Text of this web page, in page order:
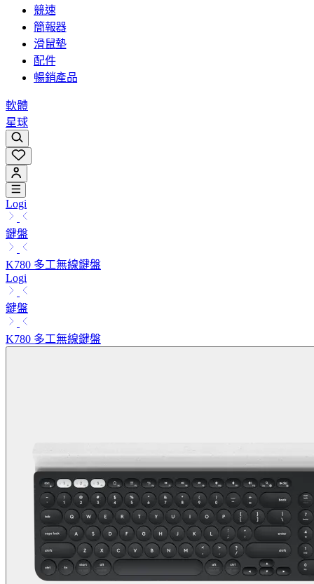
競速
簡報器
滑鼠墊
配件
暢銷產品
軟體
星球
Logi
鍵盤
K780 多工無線鍵盤
Logi
鍵盤
K780 多工無線鍵盤